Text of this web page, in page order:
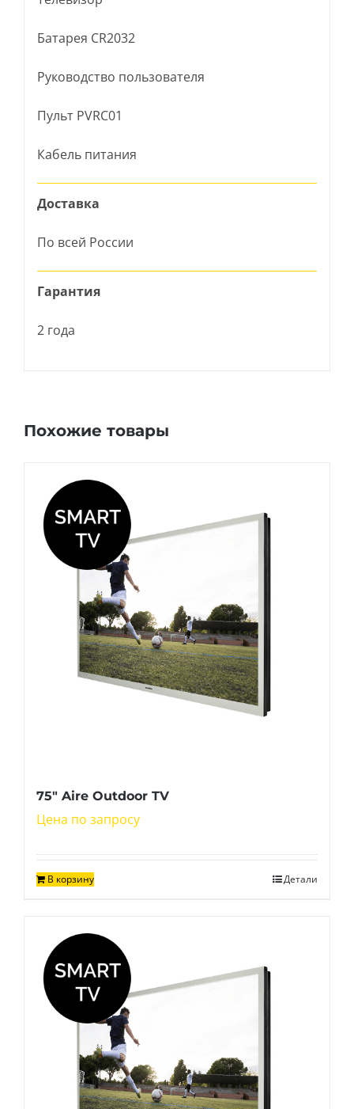
Батарея CR2032
Руководство пользователя
Пульт PVRC01
Кабель питания
Доставка
По всей России
Гарантия
2 года
Похожие товары
75″ Aire Outdoor TV
Цена по запросу
В корзину Детали